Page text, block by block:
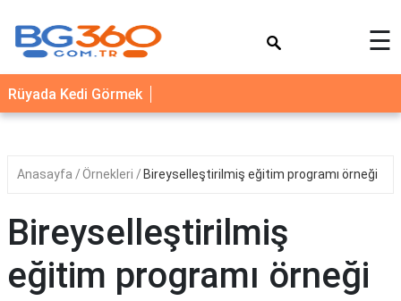
YEMEK
TARİFLERİ
SAĞLIK
İLETİŞİM
☰
Rüyada Kedi Görmek
Anasayfa Örnekleri Bireyselleştirilmiş eğitim programı örneği
Bireyselleştirilmiş
eğitim programı örneği